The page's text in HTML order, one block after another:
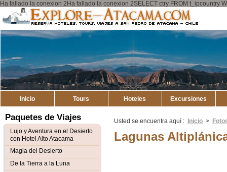
Ha fallado la conexion 2Ha fallado la conexion 2SELECT ctry FROM t_ipcountry
Inicio Tours Hoteles Excursiones
Usted se encuentra aquí : Inicio >
Lagunas
Paquetes de Viajes
Lujo y Aventura en el Desierto
con Hotel Alto Atacama
Magia del Desierto
De la Tierra a la Luna